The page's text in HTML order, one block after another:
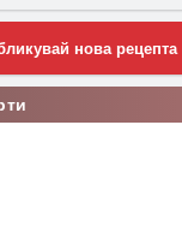
нова рецепта